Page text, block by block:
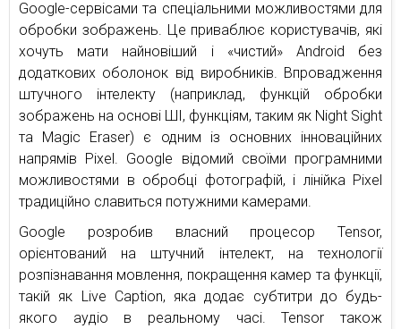
Google-сервісами та спеціальними можливостями для
обробки зображень. Це приваблює користувачів, які
хочуть мати найновіший і «чистий» Android без
додаткових оболонок від виробників. Впровадження
штучного інтелекту (наприклад, функцій обробки
зображень на основі ШІ, функціям, таким як Night Sight
та Magic Eraser) є одним із основних інноваційних
напрямів Pixel. Google відомий своїми програмними
можливостями в обробці фотографій, і лінійка Pixel
традиційно славиться потужними камерами.
Google розробив власний процесор Tensor,
орієнтований на штучний інтелект, на технології
розпізнавання мовлення, покращення камер та функції,
такій як Live Caption, яка додає субтитри до будь-
якого аудіо в реальному часі. Tensor також